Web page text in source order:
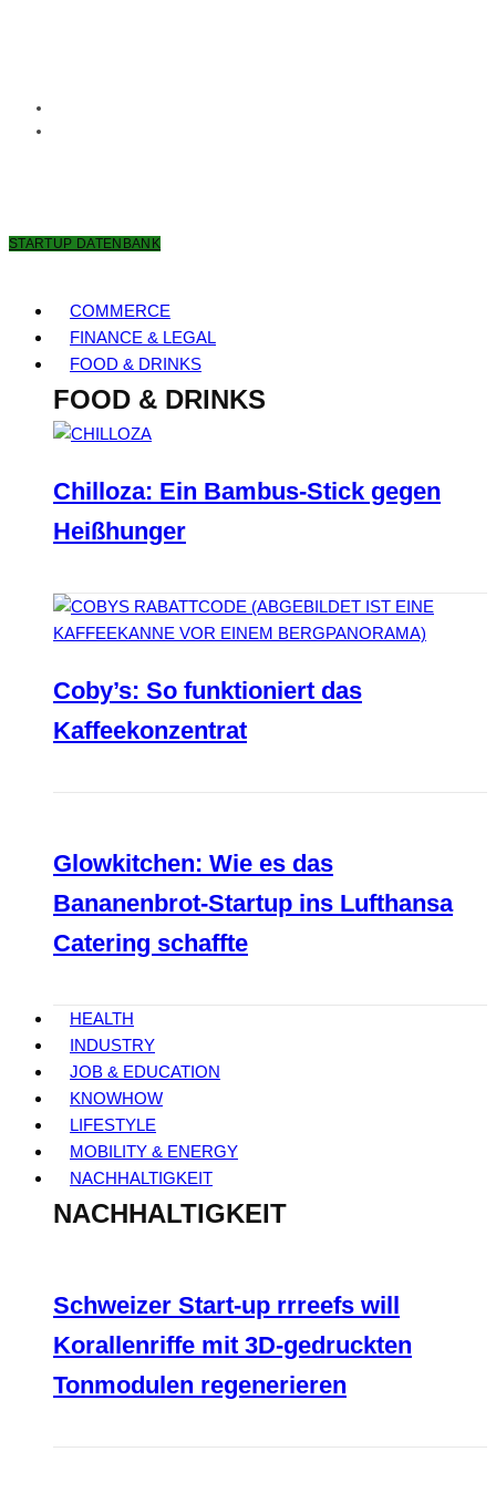
STARTUP DATENBANK
COMMERCE
FINANCE & LEGAL
FOOD & DRINKS
FOOD & DRINKS
Chilloza: Ein Bambus-Stick gegen
Heißhunger
Coby’s: So funktioniert das
Kaffeekonzentrat
Glowkitchen: Wie es das
Bananenbrot-Startup ins Lufthansa
Catering schaffte
HEALTH
INDUSTRY
JOB & EDUCATION
KNOWHOW
LIFESTYLE
MOBILITY & ENERGY
NACHHALTIGKEIT
NACHHALTIGKEIT
Schweizer Start-up rrreefs will
Korallenriffe mit 3D-gedruckten
Tonmodulen regenerieren